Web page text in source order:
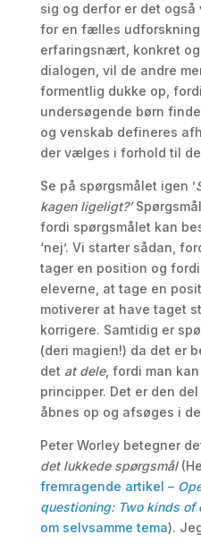
sig og derfor er det
for en fælles
erfaringsnært, konkret
dialogen, vil de andre
formentlig dukke op,
undersøgende børn
og venskab defineres
der vælges i forhold til
Se på spørgsmålet igen ’
kagen ligeligt?’
fordi spørgsmålet kan
‘nej’. Vi starter sådan,
tager en position og
eleverne, at tage en
motiverer at have taget
korrigere. Samtidig er
(deri magien!) da det er
det at dele, fordi man
principper. Det er den
åbnes op og afsøges i
Peter Worley betegner
det lukkede spørgsmål
fremragende artikel –
questioning: Two kinds of
om selvsamme tema).